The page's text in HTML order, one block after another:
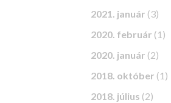
2021. január (3)
2020. február (1)
2020. január (2)
2018. október (1)
2018. július (2)